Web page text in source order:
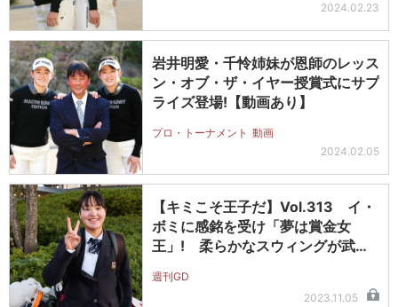
2024.02.23
岩井明愛・千怜姉妹が恩師のレッス
ン・オブ・ザ・イヤー授賞式にサプ
ライズ登場!【動画あり】
プロ・トーナメント 動画
2024.02.05
【キミこそ王子だ】Vol.313 イ・
ボミに感銘を受け「夢は賞金女
王」! 柔らかなスウィングが武器
週刊GD
2023.11.05